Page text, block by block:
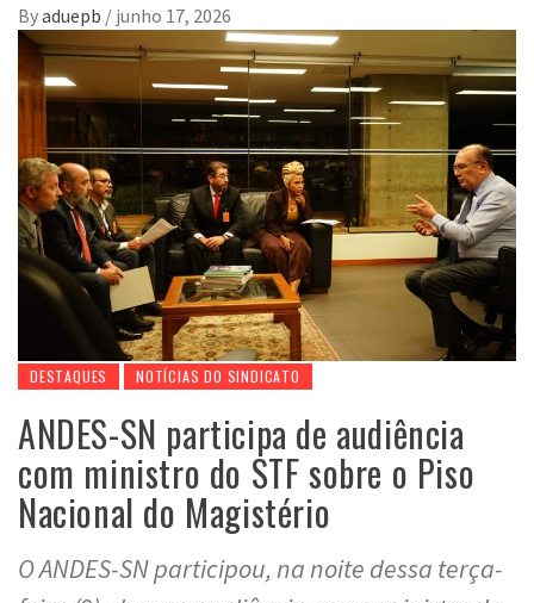
Byaduepb / junho 17, 2026
DESTAQUES NOTÍCIAS DO SINDICATO
ANDES-SN participa de audiência
com ministro do STF sobre o Piso
Nacional do Magistério
O ANDES-SN participou, na noite dessa terça-